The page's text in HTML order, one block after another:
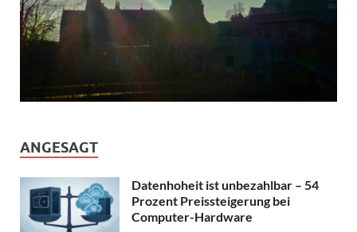
ANGESAGT
Datenhoheit ist unbezahlbar – 54
Prozent Preissteigerung bei
Computer-Hardware